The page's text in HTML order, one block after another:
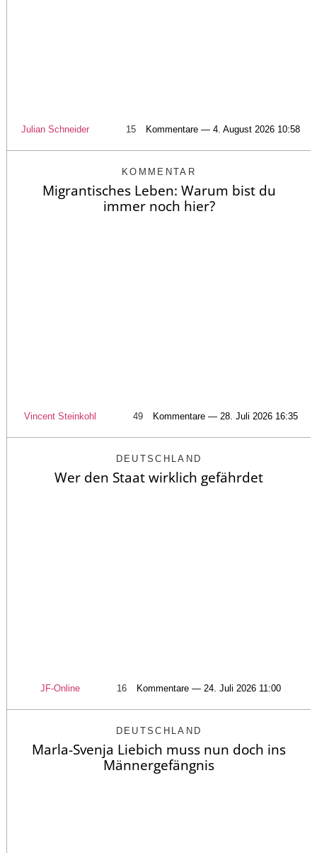
Julian Schneider 15 Kommentare — 4. August 2026 10:58
KOMMENTAR
Migrantisches Leben: Warum bist du
immer noch hier?
Vincent Steinkohl 49 Kommentare — 28. Juli 2026 16:35
DEUTSCHLAND
Wer den Staat wirklich gefährdet
JF-Online 16 Kommentare — 24. Juli 2026 11:00
DEUTSCHLAND
Marla-Svenja Liebich muss nun doch ins
Männergefängnis